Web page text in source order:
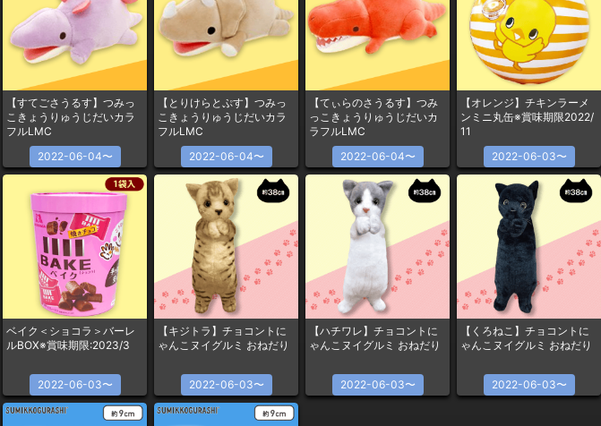
【すてごさうるす】つみっ
こきょうりゅうじだいカラ
フルLMC
2022-06-04〜
【とりけらとぷす】つみっ
こきょうりゅうじだいカラ
フルLMC
2022-06-04〜
【てぃらのさうるす】つみ
っこきょうりゅうじだいカ
ラフルLMC
2022-06-04〜
【オレンジ】チキンラーメ
ンミニ丸缶※賞味期限2022/
11
2022-06-03〜
ベイク＜ショコラ＞バーレ
ルBOX※賞味期限:2023/3
2022-06-03〜
【キジトラ】チョコントに
ゃんこヌイグルミ おねだり
2022-06-03〜
【ハチワレ】チョコントに
ゃんこヌイグルミ おねだり
2022-06-03〜
【くろねこ】チョコントに
ゃんこヌイグルミ おねだり
2022-06-03〜